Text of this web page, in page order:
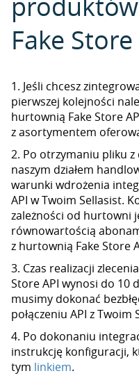
Fake Store
1. Jeśli chcesz
pierwszej kolejności
hurtownią Fake Store
z asortymentem
2. Po otrzymaniu pliku
naszym działem
warunki wdrożenia
API w Twoim Sellasist.
zależności od hurtowni
równowartością
z hurtownią Fake Store
3. Czas realizacji
Store API wynosi do 10
musimy dokonać
połączeniu API z Twoim
4. Po dokonaniu
instrukcję konfiguracji,
tym linkiem.